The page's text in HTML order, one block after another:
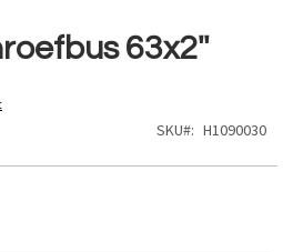
63x2''
SKU H1090030